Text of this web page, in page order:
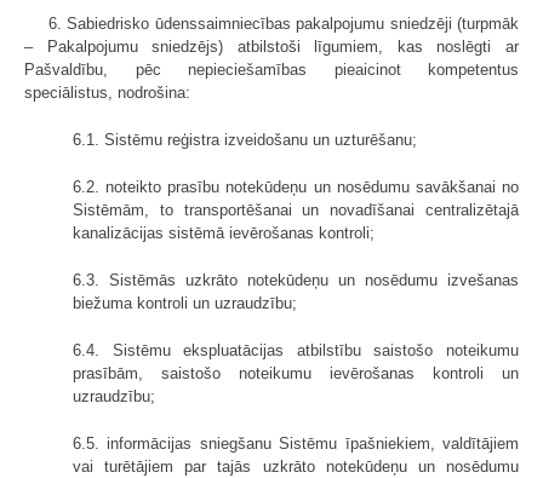
6. Sabiedrisko ūdenssaimniecības pakalpojumu sniedzēji (turpmāk
– Pakalpojumu sniedzējs) atbilstoši līgumiem, kas noslēgti ar
Pašvaldību, pēc nepieciešamības pieaicinot kompetentus
speciālistus, nodrošina:
6.1. Sistēmu reģistra izveidošanu un uzturēšanu;
6.2. noteikto prasību notekūdeņu un nosēdumu savākšanai no
Sistēmām, to transportēšanai un novadīšanai centralizētajā
kanalizācijas sistēmā ievērošanas kontroli;
6.3. Sistēmās uzkrāto notekūdeņu un nosēdumu izvešanas
biežuma kontroli un uzraudzību;
6.4. Sistēmu ekspluatācijas atbilstību saistošo noteikumu
prasībām, saistošo noteikumu ievērošanas kontroli un
uzraudzību;
6.5. informācijas sniegšanu Sistēmu īpašniekiem, valdītājiem
vai turētājiem par tajās uzkrāto notekūdeņu un nosēdumu